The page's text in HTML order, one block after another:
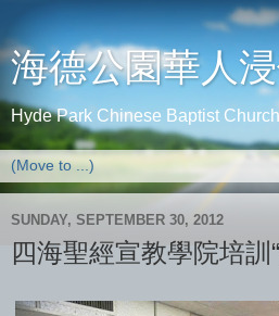
海德公園華人
Hyde Park Chinese Baptist
SUNDAY, SEPTEMBER 30, 2012
四海聖經宣教學院培訓